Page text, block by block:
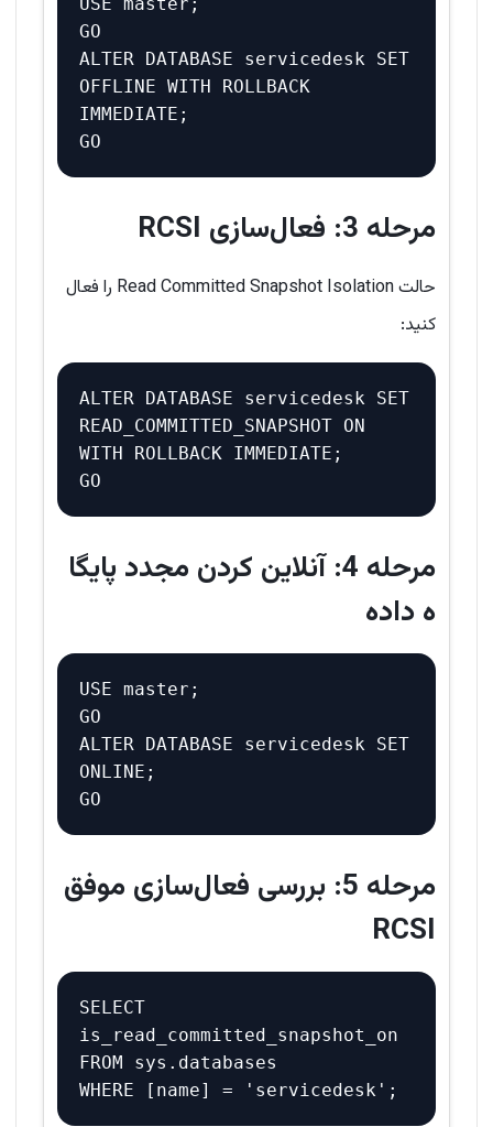
GO
ALTER DATABASE servicedesk SET
OFFLINE WITH ROLLBACK
IMMEDIATE;
مرحله 3: فعال‌سازی RCSI
حالت Read Committed Snapshot Isolation را فعال
کنید:
ALTER DATABASE servicedesk SET
READ_COMMITTED_SNAPSHOT ON
WITH ROLLBACK IMMEDIATE;
مرحله 4: آنلاین کردن مجدد پایگا
ه داده
USE master;
GO
ALTER DATABASE servicedesk SET
ONLINE;
مرحله 5: بررسی فعال‌سازی موفق
RCSI
SELECT
is_read_committed_snapshot_on
FROM sys.databases